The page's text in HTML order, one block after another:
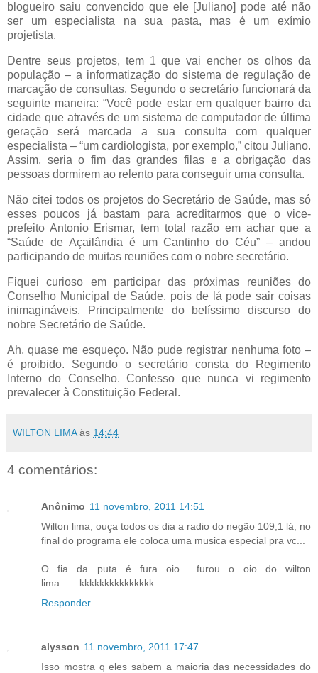
blogueiro saiu convencido que ele [Juliano] pode até não
ser um especialista na sua pasta, mas é um exímio
projetista.
Dentre seus projetos, tem 1 que vai encher os olhos da
população – a informatização do sistema de regulação de
marcação de consultas. Segundo o secretário funcionará da
seguinte maneira: “Você pode estar em qualquer bairro da
cidade que através de um sistema de computador de última
geração será marcada a sua consulta com qualquer
especialista – “um cardiologista, por exemplo,” citou Juliano.
Assim, seria o fim das grandes filas e a obrigação das
pessoas dormirem ao relento para conseguir uma consulta.
Não citei todos os projetos do Secretário de Saúde, mas só
esses poucos já bastam para acreditarmos que o vice-
prefeito Antonio Erismar, tem total razão em achar que a
“Saúde de Açailândia é um Cantinho do Céu” – andou
participando de muitas reuniões com o nobre secretário.
Fiquei curioso em participar das próximas reuniões do
Conselho Municipal de Saúde, pois de lá pode sair coisas
inimagináveis. Principalmente do belíssimo discurso do
nobre Secretário de Saúde.
Ah, quase me esqueço. Não pude registrar nenhuma foto –
é proibido. Segundo o secretário consta do Regimento
Interno do Conselho. Confesso que nunca vi regimento
prevalecer à Constituição Federal.
WILTON LIMA às 14:44
4 comentários:
Anônimo 11 novembro, 2011 14:51
Wilton lima, ouça todos os dia a radio do negão 109,1 lá, no
final do programa ele coloca uma musica especial pra vc...
O fia da puta é fura oio... furou o oio do wilton
lima.......kkkkkkkkkkkkkkk
Responder
alysson 11 novembro, 2011 17:47
Isso mostra q eles sabem a maioria das necessidades do